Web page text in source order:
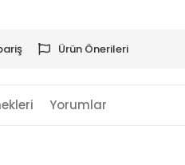
Ürün Önerileri
Yorumlar